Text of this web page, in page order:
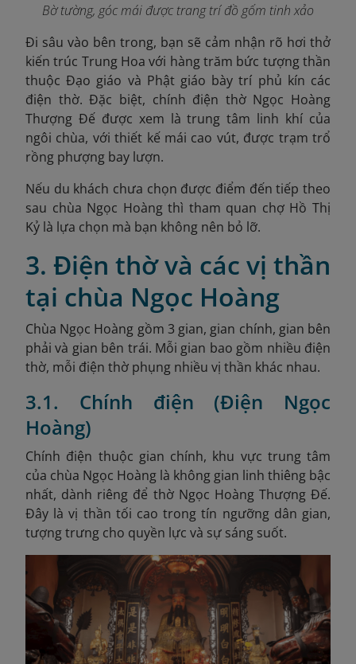
Bờ tường, góc mái được trang trí đồ gốm tinh xảo
Đi sâu vào bên trong, bạn sẽ cảm nhận rõ hơi thở
kiến trúc Trung Hoa với hàng trăm bức tượng thần
thuộc Đạo giáo và Phật giáo bày trí phủ kín các
điện thờ. Đặc biệt, chính điện thờ Ngọc Hoàng
Thượng Đế được xem là trung tâm linh khí của
ngôi chùa, với thiết kế mái cao vút, được trạm trổ
rồng phượng bay lượn.
Nếu du khách chưa chọn được điểm đến tiếp theo
sau chùa Ngọc Hoàng thì tham quan chợ Hồ Thị
Kỷ là lựa chọn mà bạn không nên bỏ lỡ.
3. Điện thờ và các vị thần
tại chùa Ngọc Hoàng
Chùa Ngọc Hoàng gồm 3 gian, gian chính, gian bên
phải và gian bên trái. Mỗi gian bao gồm nhiều điện
thờ, mỗi điện thờ phụng nhiều vị thần khác nhau.
3.1. Chính điện (Điện Ngọc
Hoàng)
Chính điện thuộc gian chính, khu vực trung tâm
của chùa Ngọc Hoàng là không gian linh thiêng bậc
nhất, dành riêng để thờ Ngọc Hoàng Thượng Đế.
Đây là vị thần tối cao trong tín ngưỡng dân gian,
tượng trưng cho quyền lực và sự sáng suốt.